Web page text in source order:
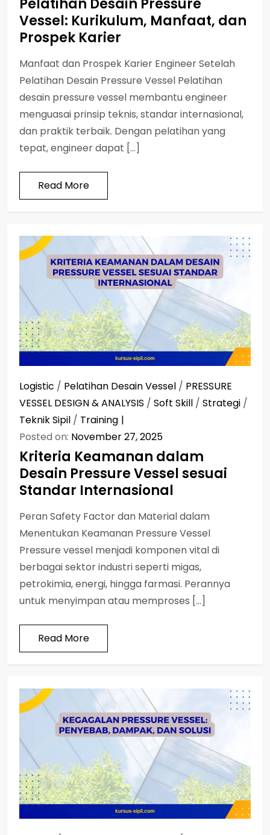
Pelatihan Desain Pressure
Vessel: Kurikulum, Manfaat, dan
Prospek Karier
Manfaat dan Prospek Karier Engineer Setelah
Pelatihan Desain Pressure Vessel Pelatihan
desain pressure vessel membantu engineer
menguasai prinsip teknis, standar internasional,
dan praktik terbaik. Dengan pelatihan yang
tepat, engineer dapat […]
Read More
Logistic / Pelatihan Desain Vessel / PRESSURE
VESSEL DESIGN & ANALYSIS / Soft Skill / Strategi /
Teknik Sipil / Training
Posted on: November 27, 2025
Kriteria Keamanan dalam
Desain Pressure Vessel sesuai
Standar Internasional
Peran Safety Factor dan Material dalam
Menentukan Keamanan Pressure Vessel
Pressure vessel menjadi komponen vital di
berbagai sektor industri seperti migas,
petrokimia, energi, hingga farmasi. Perannya
untuk menyimpan atau memproses […]
Read More